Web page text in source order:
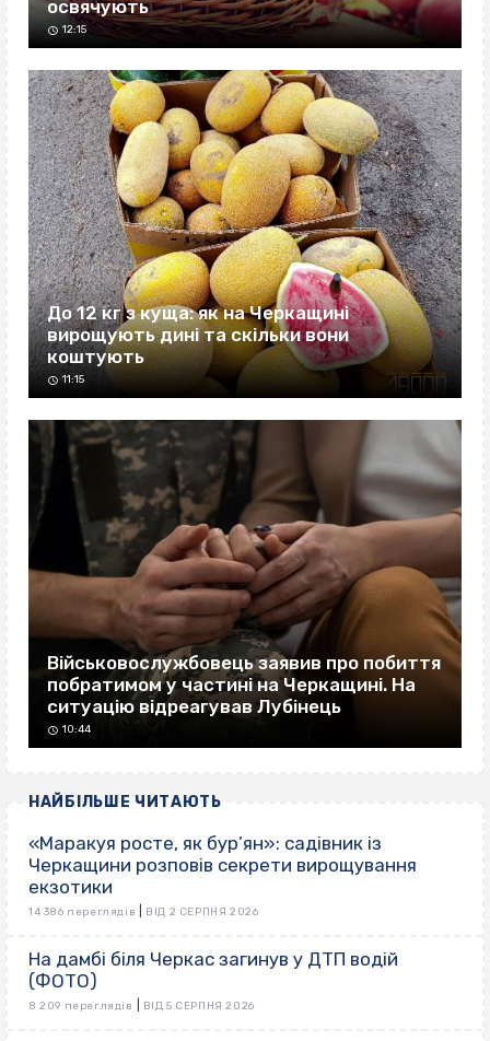
освячують
12:15
До 12 кг з куща: як на Черкащині
вирощують дині та скільки вони
коштують
11:15
Військовослужбовець заявив про побиття
побратимом у частині на Черкащині. На
ситуацію відреагував Лубінець
10:44
НАЙБІЛЬШЕ ЧИТАЮТЬ
«Маракуя росте, як бур’ян»: садівник із
Черкащини розповів секрети вирощування
екзотики
14 386 переглядів ВІД 2 СЕРПНЯ 2026
На дамбі біля Черкас загинув у ДТП водій
(ФОТО)
8 209 переглядів ВІД 5 СЕРПНЯ 2026